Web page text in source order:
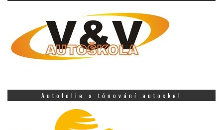
Autofolie a tónování autoskel